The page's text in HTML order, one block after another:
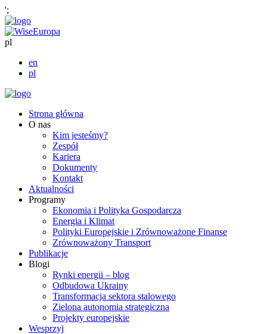
';
pl
en
pl
Strona główna
O nas
Kim jesteśmy?
Zespół
Kariera
Dokumenty
Kontakt
Aktualności
Programy
Ekonomia i Polityka Gospodarcza
Energia i Klimat
Polityki Europejskie i Zrównoważone Finanse
Zrównoważony Transport
Publikacje
Blogi
Rynki energii – blog
Odbudowa Ukrainy
Transformacja sektora stalowego
Zielona autonomia strategiczna
Projekty europejskie
Wesprzyj